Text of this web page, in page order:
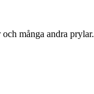
många andra prylar.